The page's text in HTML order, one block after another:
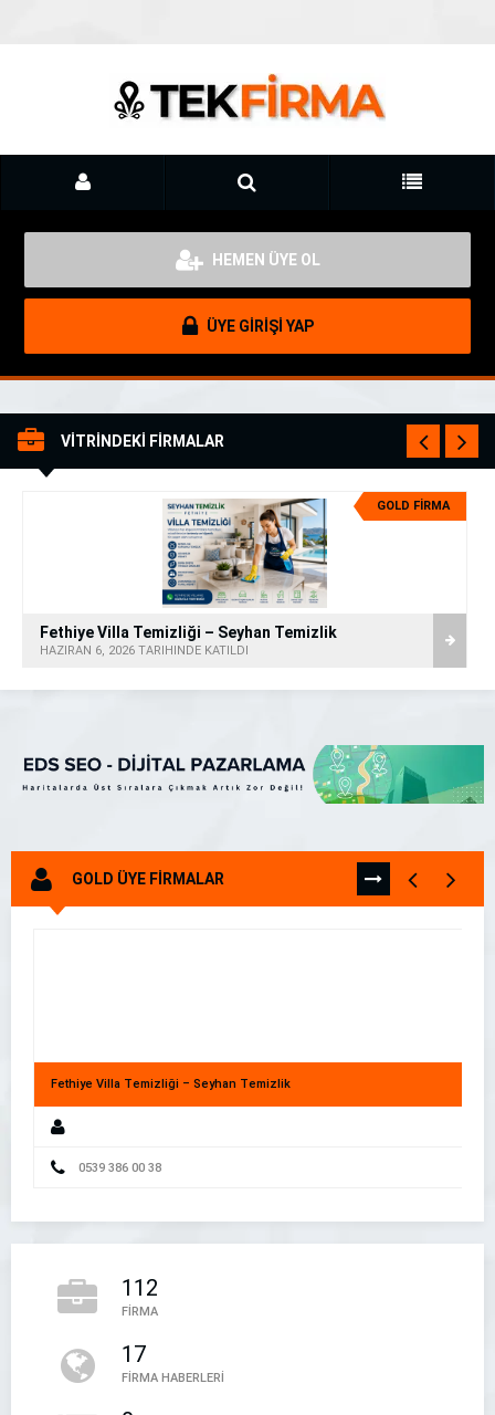
HEMEN ÜYE OL
ÜYE GİRİŞİ YAP
VİTRİNDEKİ FİRMALAR
GOLD FİRMA
Fethiye Villa Temizliği – Seyhan Temizlik
HAZIRAN 6, 2026 TARİHİNDE KATILDI
GOLD ÜYE FİRMALAR TÜMÜNÜ
GÖR
Fethiye Villa Temizliği – Seyhan Temizlik
0539 386 00 38
Bu Firma – Firma Rehberi
Bu Firma
112
FİRMA
17
FİRMA HABERLERİ